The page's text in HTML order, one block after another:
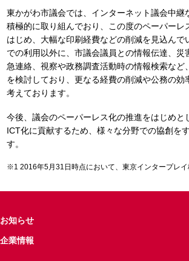
東かがわ市議会では、インターネット議会中継
積極的に取り組んでおり、この度のペーパーレ
はじめ、大幅な印刷経費などの削減を見込んで
での利用以外に、市議会議員との情報伝達、災
急連絡、視察や政務調査活動時の情報検索など
を検討しており、更なる経費の削減や公務の効
考えております。
今後、議会のペーパーレス化の推進をはじめと
ICT化に貢献するため、様々な分野での協創を
す。
2016年5月31日時点において、東京インタープレイ
お知らせ
企業情報